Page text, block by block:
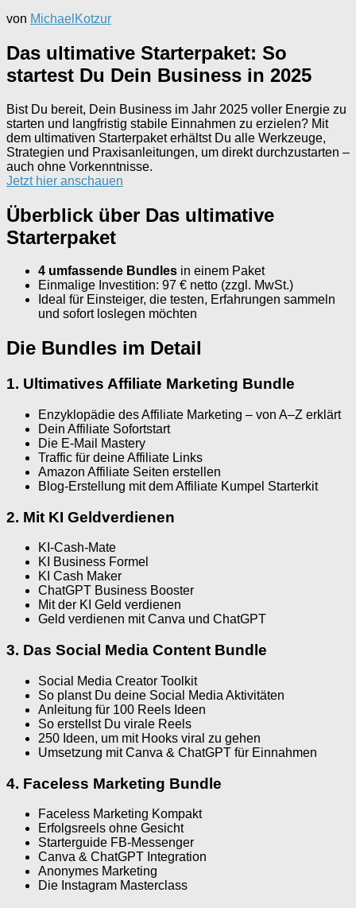
von MichaelKotzur
Das ultimative Starterpaket: So
startest Du Dein Business in 2025
Bist Du bereit, Dein Business im Jahr 2025 voller Energie zu
starten und langfristig stabile Einnahmen zu erzielen? Mit
dem ultimativen Starterpaket erhältst Du alle Werkzeuge,
Strategien und Praxisanleitungen, um direkt durchzustarten –
auch ohne Vorkenntnisse.
Jetzt hier anschauen
Überblick über Das ultimative
Starterpaket
4 umfassende Bundles in einem Paket
Einmalige Investition: 97 € netto (zzgl. MwSt.)
Ideal für Einsteiger, die testen, Erfahrungen sammeln
und sofort loslegen möchten
Die Bundles im Detail
1. Ultimatives Affiliate Marketing Bundle
Enzyklopädie des Affiliate Marketing – von A–Z erklärt
Dein Affiliate Sofortstart
Die E-Mail Mastery
Traffic für deine Affiliate Links
Amazon Affiliate Seiten erstellen
Blog-Erstellung mit dem Affiliate Kumpel Starterkit
2. Mit KI Geldverdienen
KI-Cash-Mate
KI Business Formel
KI Cash Maker
ChatGPT Business Booster
Mit der KI Geld verdienen
Geld verdienen mit Canva und ChatGPT
3. Das Social Media Content Bundle
Social Media Creator Toolkit
So planst Du deine Social Media Aktivitäten
Anleitung für 100 Reels Ideen
So erstellst Du virale Reels
250 Ideen, um mit Hooks viral zu gehen
Umsetzung mit Canva & ChatGPT für Einnahmen
4. Faceless Marketing Bundle
Faceless Marketing Kompakt
Erfolgsreels ohne Gesicht
Starterguide FB-Messenger
Canva & ChatGPT Integration
Anonymes Marketing
Die Instagram Masterclass